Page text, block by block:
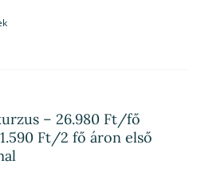
– 26.980 Ft/fő
Ft/2 fő áron első